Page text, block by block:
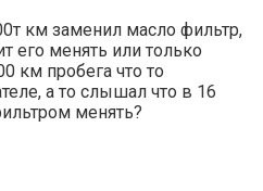
км заменил масло фильтр,
его менять или только
км пробега что то
а то слышал что в 16
менять?